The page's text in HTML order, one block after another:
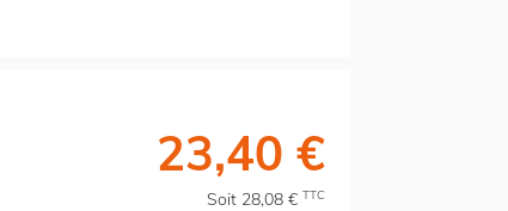
23,40 €
Soit 28,08 € TTC